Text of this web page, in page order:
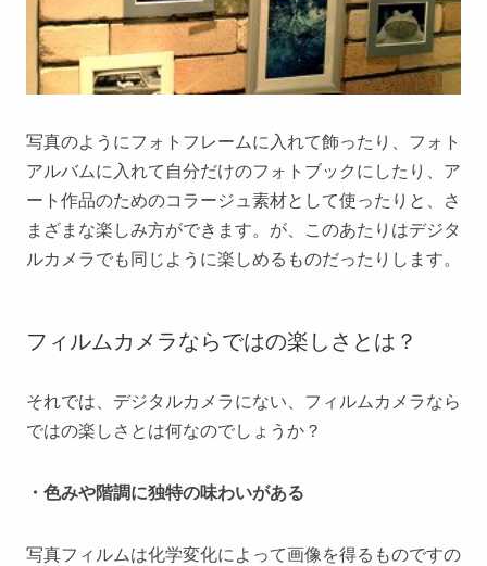
写真のようにフォトフレームに入れて飾ったり、フォト
アルバムに入れて自分だけのフォトブックにしたり、ア
ート作品のためのコラージュ素材として使ったりと、さ
まざまな楽しみ方ができます。が、このあたりはデジタ
ルカメラでも同じように楽しめるものだったりします。
フィルムカメラならではの楽しさとは？
それでは、デジタルカメラにない、フィルムカメラなら
ではの楽しさとは何なのでしょうか？
・色みや階調に独特の味わいがある
写真フィルムは化学変化によって画像を得るものですの